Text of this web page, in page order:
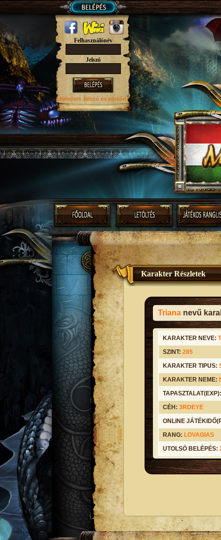
Felhasználónév
Jelszó
Elfelejtett Jelszó és pinkód?
Karakter Részletek
Triana nevű
KARAKTER NEVE:
SZINT: 285
KARAKTER TIPUS:
KARAKTER NEME:
CÉH: 3RDEYE
ONLINE
RANG: LOVAGIAS
UTOLSÓ BELÉPÉS: